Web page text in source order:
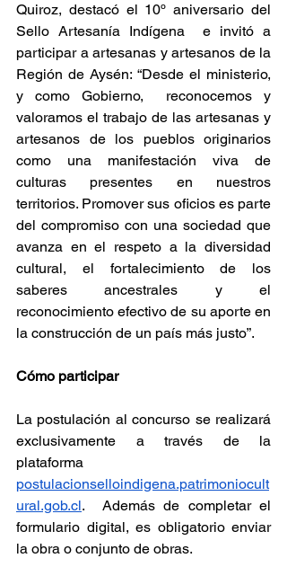
Quiroz, destacó el 10º aniversario del
Sello Artesanía Indígena  e invitó a
participar a artesanas y artesanos de la
Región de Aysén: “Desde el ministerio,
y como Gobierno,  reconocemos y
valoramos el trabajo de las artesanas y
artesanos de los pueblos originarios
como una manifestación viva de
culturas presentes en nuestros
territorios. Promover sus oficios es parte
del compromiso con una sociedad que
avanza en el respeto a la diversidad
cultural, el fortalecimiento de los
saberes ancestrales y el
reconocimiento efectivo de su aporte en
la construcción de un país más justo”.
Cómo participar
La postulación al concurso se realizará
exclusivamente a través de la
postulacionselloindigena.patrimoniocult
ural.gob.cl.  Además de completar el
formulario digital, es obligatorio enviar
la obra o conjunto de obras.